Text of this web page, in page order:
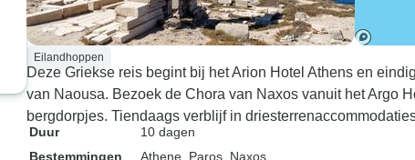
Eilandhoppen
Deze Griekse reis begint bij het Arion Hotel Athens en
van Naousa. Bezoek de Chora van Naxos vanuit het Argo
bergdorpjes. Tiendaags verblijf in
Duur
10 dagen
Bestemmingen
Athene , Paros , Naxos